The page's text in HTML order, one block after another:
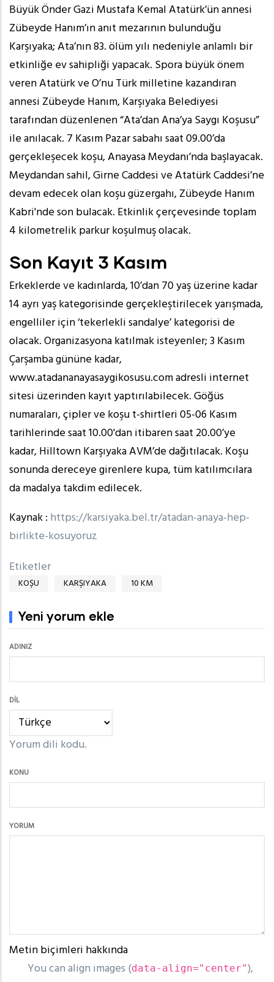
Büyük Önder Gazi Mustafa Kemal Atatürk’ün annesi
Zübeyde Hanım’ın anıt mezarının bulunduğu
Karşıyaka; Ata’nın 83. ölüm yılı nedeniyle anlamlı bir
etkinliğe ev sahipliği yapacak. Spora büyük önem
veren Atatürk ve O’nu Türk milletine kazandıran
annesi Zübeyde Hanım, Karşıyaka Belediyesi
tarafından düzenlenen “Ata’dan Ana’ya Saygı Koşusu”
ile anılacak. 7 Kasım Pazar sabahı saat 09.00’da
gerçekleşecek koşu, Anayasa Meydanı’nda başlayacak.
Meydandan sahil, Girne Caddesi ve Atatürk Caddesi’ne
devam edecek olan koşu güzergahı, Zübeyde Hanım
Kabri'nde son bulacak. Etkinlik çerçevesinde toplam
4 kilometrelik parkur koşulmuş olacak.
Son Kayıt 3 Kasım
Erkeklerde ve kadınlarda, 10’dan 70 yaş üzerine kadar
14 ayrı yaş kategorisinde gerçekleştirilecek yarışmada,
engelliler için ‘tekerlekli sandalye’ kategorisi de
olacak. Organizasyona katılmak isteyenler; 3 Kasım
Çarşamba gününe kadar,
www.atadananayasaygikosusu.com adresli internet
sitesi üzerinden kayıt yaptırılabilecek. Göğüs
numaraları, çipler ve koşu t-shirtleri 05-06 Kasım
tarihlerinde saat 10.00'dan itibaren saat 20.00’ye
kadar, Hilltown Karşıyaka AVM’de dağıtılacak. Koşu
sonunda dereceye girenlere kupa, tüm katılımcılara
da madalya takdim edilecek.
Kaynak : https://karsiyaka.bel.tr/atadan-anaya-hep-
birlikte-kosuyoruz
Etiketler
KOŞU KARŞIYAKA 10 KM
Yeni yorum ekle
ADINIZ
DIL
Yorum dili kodu.
KONU
YORUM
Metin biçimleri hakkında
You can align images (data-align="center"),